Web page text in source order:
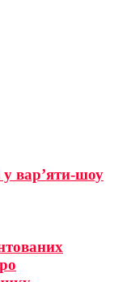
вар’яти-шоу